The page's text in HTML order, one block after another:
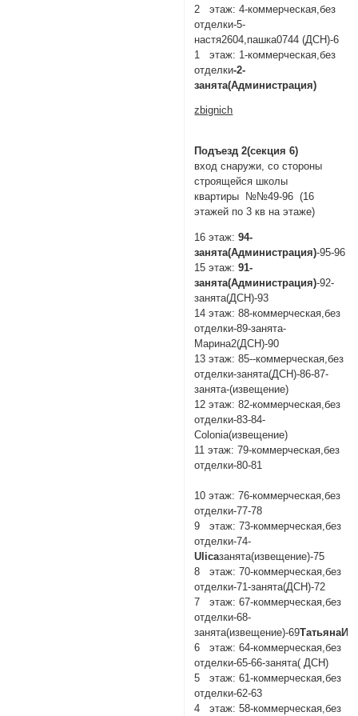
2 этаж: 4-коммерческая,без
отделки-5-
настя2604,пашка0744 (ДСН)-6
1 этаж: 1-коммерческая,без
отделки-2-
занята(Администрация)
zbignich
Подъезд 2(секция 6)
вход снаружи, со стороны
строящейся школы
квартиры №№49-96 (16
этажей по 3 кв на этаже)
16 этаж: 94-
занята(Администрация)-95-96
15 этаж: 91-
занята(Администрация)-92-
занята(ДСН)-93
14 этаж: 88-коммерческая,без
отделки-89-занята-
Марина2(ДСН)-90
13 этаж: 85--коммерческая,без
отделки-занята(ДСН)-86-87-
занята-(извещение)
12 этаж: 82-коммерческая,без
отделки-83-84-
Colonia(извещение)
11 этаж: 79-коммерческая,без
отделки-80-81
10 этаж: 76-коммерческая,без
отделки-77-78
9 этаж: 73-коммерческая,без
отделки-74-
Ulicaзанята(извещение)-75
8 этаж: 70-коммерческая,без
отделки-71-занята(ДСН)-72
7 этаж: 67-коммерческая,без
отделки-68-
занята(извещение)-69ТатьянаИК
6 этаж: 64-коммерческая,без
отделки-65-66-занята( ДСН)
5 этаж: 61-коммерческая,без
отделки-62-63
4 этаж: 58-коммерческая,без